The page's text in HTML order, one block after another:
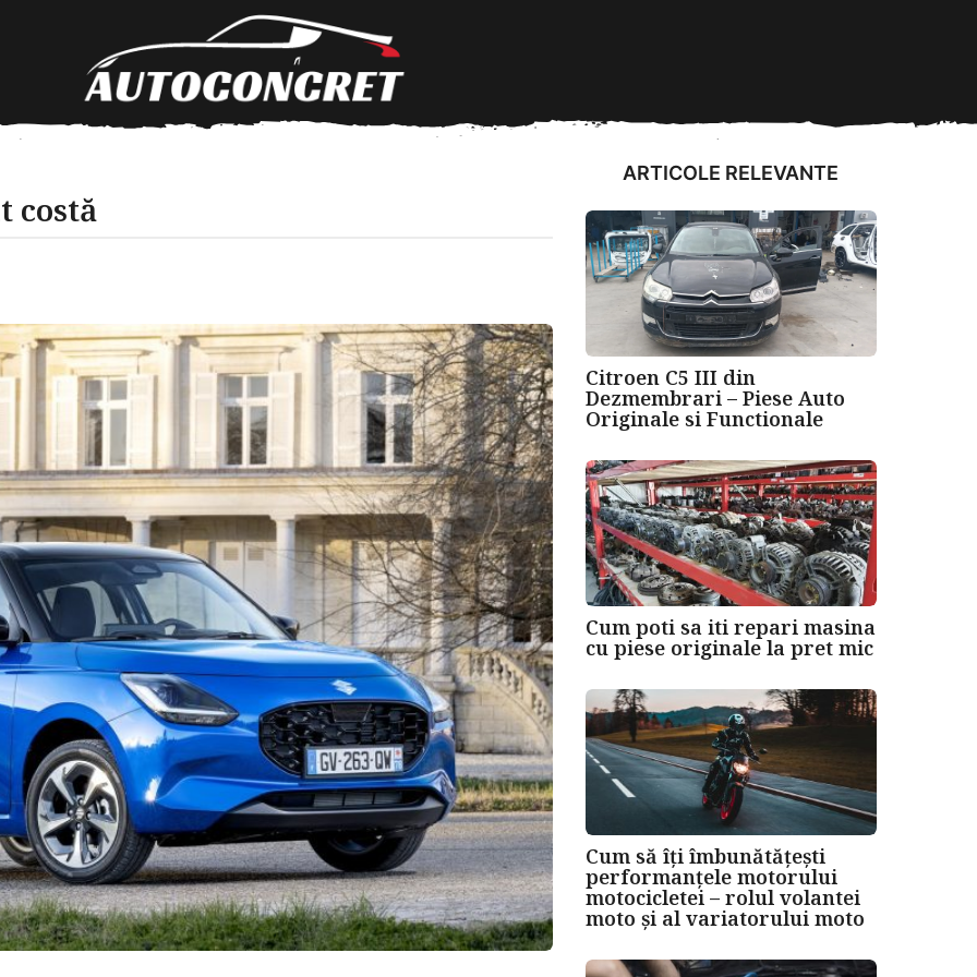
costă
ARTICOLE RELEVANTE
Citroen C5 III din
Dezmembrari – Piese Auto
Originale si Functionale
Cum poti sa iti repari masina
cu piese originale la pret mic
Cum să îți îmbunătățești
performanțele motorului
motocicletei – rolul volantei
moto și al variatorului moto